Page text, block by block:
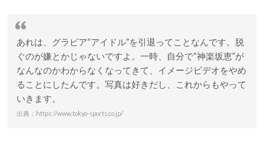
あれは、グラビア“アイドル”を引退ってことなんです。脱
ぐのが嫌とかじゃないですよ。一時、自分で“神楽坂恵”が
なんなのかわからなくなってきて、イメージビデオをやめ
ることにしたんです。写真は好きだし、これからもやって
いきます。
出典：https://www.tokyo-sports.co.jp/